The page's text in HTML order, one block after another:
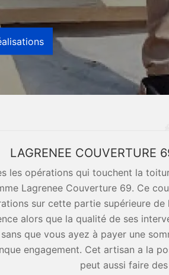
LAGRENEE COUVERTURE
les opérations qui touchent la
Lagrenee Couverture 69. Ce
sur cette partie supérieure
alors que la qualité de ses
que vous ayez à payer une
engagement. Cet artisan a la
peut aussi faire